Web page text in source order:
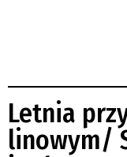
Letnia
linowym/